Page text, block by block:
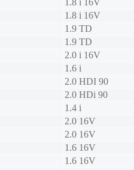
1.8 i 16V
1.8 i 16V
1.9 TD
1.9 TD
2.0 i 16V
1.6 i
2.0 HDI 90
2.0 HDi 90
1.4 i
2.0 16V
2.0 16V
1.6 16V
1.6 16V